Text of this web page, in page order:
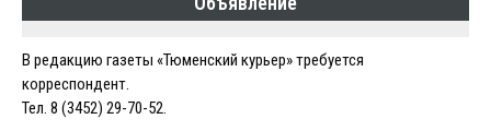
В редакцию газеты «Тюменский курьер» требуется
корреспондент.
Тел. 8 (3452) 29-70-52.